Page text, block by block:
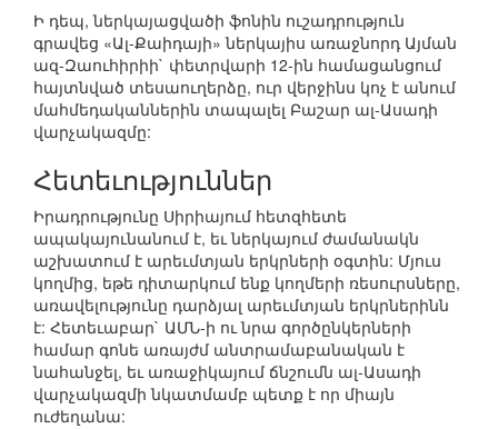
Ի դեպ, ներկայացվածի ֆոնին ուշադրություն
գրավեց «Ալ-Քաիդայի» ներկայիս առաջնորդ Այման
ազ-Զաուհիրիի` փետրվարի 12-ին համացանցում
հայտնված տեսաուղերձը, ուր վերջինս կոչ է անում
մահմեդականներին տապալել Բաշար ալ-Ասադի
վարչակազմը:
Հետեւություններ
Իրադրությունը Սիրիայում հետզհետե
ապակայունանում է, եւ ներկայում ժամանակն
աշխատում է արեւմտյան երկրների օգտին: Մյուս
կողմից, եթե դիտարկում ենք կողմերի ռեսուրսները,
առավելությունը դարձյալ արեւմտյան երկրներինն
է: Հետեւաբար` ԱՄՆ-ի ու նրա գործընկերների
համար գոնե առայժմ անտրամաբանական է
նահանջել, եւ առաջիկայում ճնշումն ալ-Ասադի
վարչակազմի նկատմամբ պետք է որ միայն
ուժեղանա: